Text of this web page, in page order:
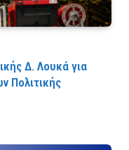
Δ. Λουκά για
Πολιτικής